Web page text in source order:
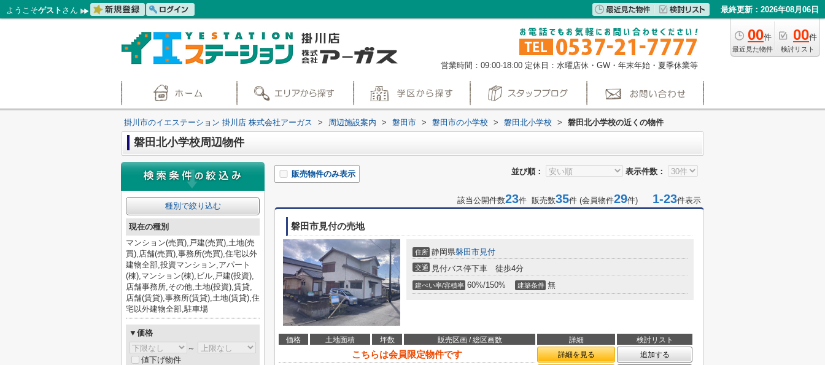
ようこそゲスト さん 最終更新：2026年08月06日
00件
最近見た物件
00件
検討リスト
営業時間：09:00-18:00 定休日：水曜店休・GW・年末年始・夏季休業等
掛川市のイエステーション 掛川店 株式会社アーガス > 周辺施設案内 > 磐田市 > 磐田市の小学校 > 磐田北小学校 > 磐田北小学校の近くの物件
磐田北小学校周辺物件
並び順： 表示件数：
販売物件のみ表示
該当公開件数23件 販売数35件 (会員物件29件) 1-23件表示
磐田市見付の売地
住所 静岡県磐田市見付
交通 見付バス停下車 徒歩4分
建ぺい率/容積率 60%/150% 建築条件 無
価格 土地面積 坪数 販売区画 / 総区画数 詳細 検討リスト
こちらは会員限定物件です 詳細を見る 追加する
種別で絞り込む
現在の種別
マンション(売買),戸建(売買),土地(売
買),店舗(売買),事務所(売買),住宅以外
建物全部,投資マンション,アパート
(棟),マンション(棟),ビル,戸建(投資),
店舗事務所,その他,土地(投資),賃貸,
店舗(賃貸),事務所(賃貸),土地(賃貸),住
宅以外建物全部,駐車場
▼価格
～
値下げ物件